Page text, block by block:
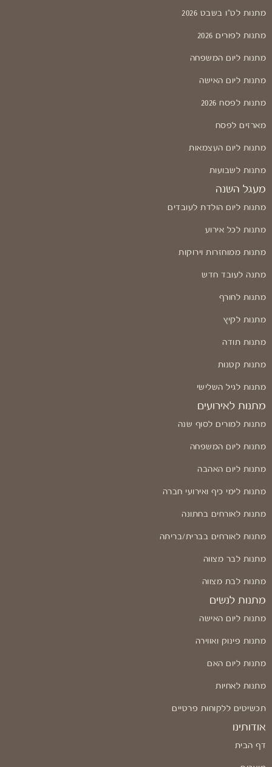
מתנות לט"ו בשבט 2026
מתנות לפורים 2026
מתנות ליום המשפחה
מתנות ליום האישה
מתנות לפסח 2026
מארזים לפסח
מתנות ליום העצמאות
מתנות לשבועות
מעגל השנה
מתנות ליום הולדת לעובדים
מתנות לכל אירוע
מתנות ממוחזרות וירוקות
מתנה לעובד חדש
מתנות לחורף
מתנות לקיץ
מתנות תודה
מתנות קטנות
מתנות לגיל השלישי
מתנות לאירועים
מתנות למורים לסוף שנה
מתנות ליום המשפחה
מתנות ליום האהבה
מתנות לימי כיף ואירועי חברה
מתנות לאורחים בחתונה
מתנות לאורחים בברית/בריתה
מתנות לבר מצווה
מתנות לבת מצווה
מתנות לנשים
מתנות ליום האישה
מתנות פינוק ואווירה
מתנות ליום האם
מתנות לאחיות
תכשיטים ללקוחות פרטיים
אודותינו
דף הבית